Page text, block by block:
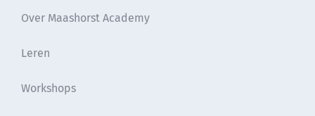
Over Maashorst Academy
Leren
Workshops